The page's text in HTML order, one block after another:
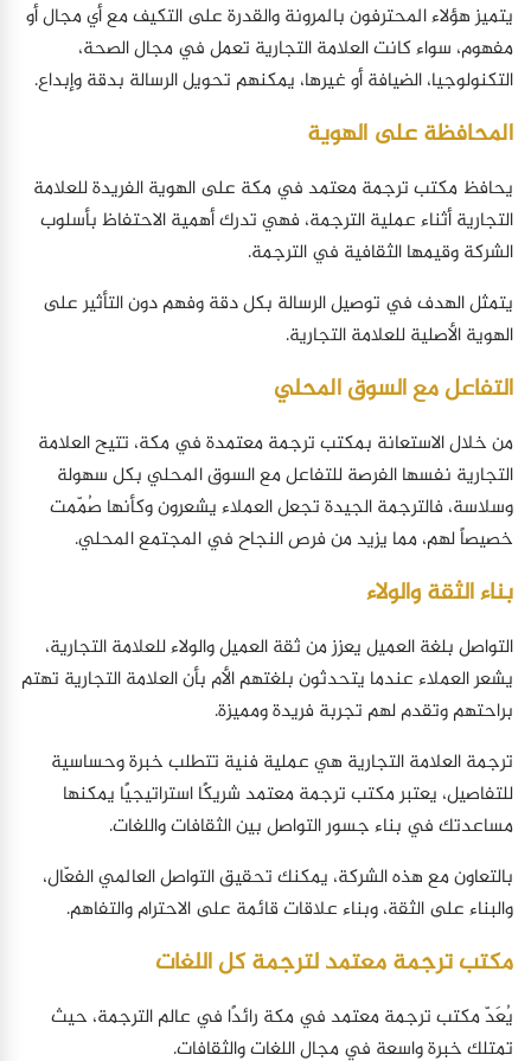
يتميز هؤلاء المحترفون بالمرونة والقدرة على التكيف مع أي مجال أو
مفهوم، سواء كانت العلامة التجارية تعمل في مجال الصحة،
التكنولوجيا، الضيافة أو غيرها، يمكنهم تحويل الرسالة بدقة وإبداع.
المحافظة على الهوية
يحافظ مكتب ترجمة معتمد في مكة على الهوية الفريدة للعلامة
التجارية أثناء عملية الترجمة، فهي تدرك أهمية الاحتفاظ بأسلوب
الشركة وقيمها الثقافية في الترجمة.
يتمثل الهدف في توصيل الرسالة بكل دقة وفهم دون التأثير على
الهوية الأصلية للعلامة التجارية.
التفاعل مع السوق المحلي
من خلال الاستعانة بمكتب ترجمة معتمدة في مكة، تتيح العلامة
التجارية نفسها الفرصة للتفاعل مع السوق المحلي بكل سهولة
وسلاسة، فالترجمة الجيدة تجعل العملاء يشعرون وكأنها صُمّمت
خصيصاً لهم، مما يزيد من فرص النجاح في المجتمع المحلي.
بناء الثقة والولاء
التواصل بلغة العميل يعزز من ثقة العميل والولاء للعلامة التجارية،
يشعر العملاء عندما يتحدثون بلغتهم الأم بأن العلامة التجارية تهتم
براحتهم وتقدم لهم تجربة فريدة ومميزة.
ترجمة العلامة التجارية هي عملية فنية تتطلب خبرة وحساسية
للتفاصيل، يعتبر مكتب ترجمة معتمد شريكًا استراتيجيًا يمكنها
مساعدتك في بناء جسور التواصل بين الثقافات واللغات.
بالتعاون مع هذه الشركة، يمكنك تحقيق التواصل العالمي الفعّال،
والبناء على الثقة، وبناء علاقات قائمة على الاحترام والتفاهم.
مكتب ترجمة معتمد لترجمة كل اللغات
يُعَدّ مكتب ترجمة معتمد في مكة رائدًا في عالم الترجمة، حيث
تمتلك خبرة واسعة في مجال اللغات والثقافات.